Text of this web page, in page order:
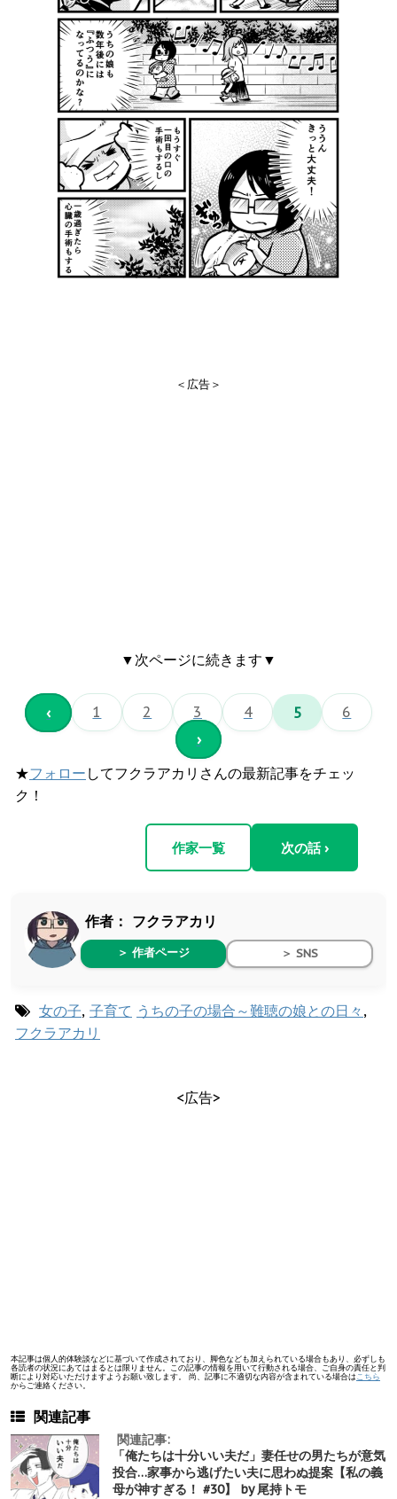
＜広告＞
▼次ページに続きます▼
‹ 1 2 3 4 5
6
›
★フォロー してフクラアカリさんの最新記事をチェッ
ク！
作家一覧 次の話 ›
作者： フクラアカリ
＞ 作者ページ ＞ SNS
女の子, 子育て うちの子の場合～難聴の娘との日々 ,
フクラアカリ
<広告>
本記事は個人的体験談などに基づいて作成されており、脚色なども加えられている場合もあり、必ずしも
各読者の状況にあてはまるとは限りません。この記事の情報を用いて行動される場合、ご自身の責任と判
断により対応いただけますようお願い致します。 尚、記事に不適切な内容が含まれている場合はこちら
からご連絡ください。
関連記事
関連記事:
「俺たちは十分いい夫だ」妻任せの男たちが意気
投合…家事から逃げたい夫に思わぬ提案【私の義
母が神すぎる！ #30】 by 尾持トモ